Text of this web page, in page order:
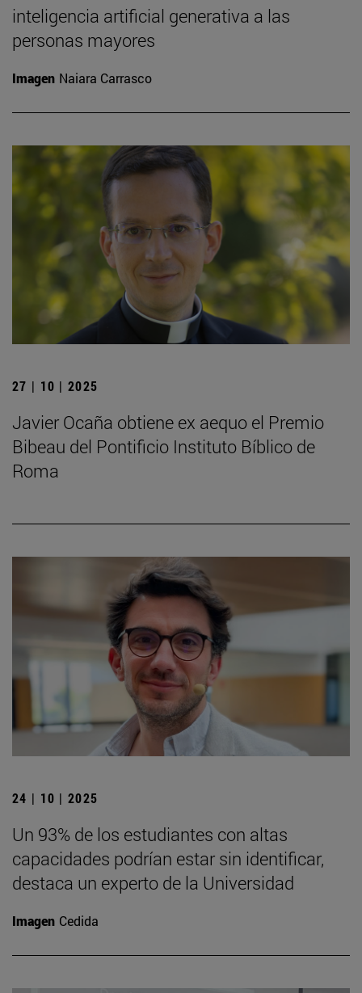
inteligencia artificial generativa a las
personas mayores
Imagen Naiara Carrasco
27 | 10 | 2025
Javier Ocaña obtiene ex aequo el Premio
Bibeau del Pontificio Instituto Bíblico de
Roma
24 | 10 | 2025
Un 93% de los estudiantes con altas
capacidades podrían estar sin identificar,
destaca un experto de la Universidad
Imagen Cedida